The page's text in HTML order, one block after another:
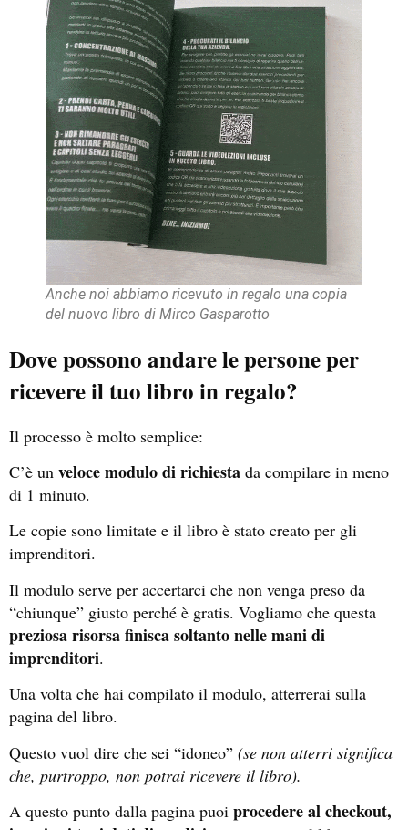
Anche noi abbiamo ricevuto in regalo una copia
del nuovo libro di Mirco Gasparotto
Dove possono andare le persone per
ricevere il tuo libro in regalo?
Il processo è molto semplice:
C’è un veloce modulo di richiesta da compilare in meno
di 1 minuto.
Le copie sono limitate e il libro è stato creato per gli
imprenditori.
Il modulo serve per accertarci che non venga preso da
“chiunque” giusto perché è gratis. Vogliamo che questa
preziosa risorsa finisca soltanto nelle mani di
imprenditori.
Una volta che hai compilato il modulo, atterrerai sulla
pagina del libro.
Questo vuol dire che sei “idoneo” (se non atterri significa
che, purtroppo, non potrai ricevere il libro).
A questo punto dalla pagina puoi procedere al checkout,